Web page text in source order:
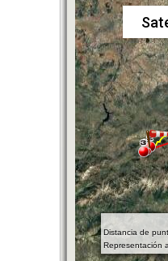
Distancia de
Representación